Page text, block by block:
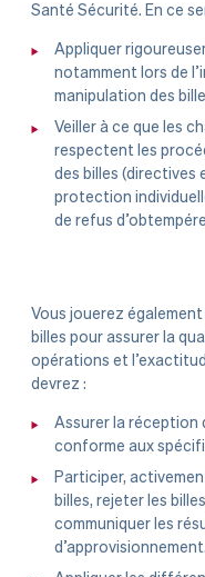
Santé Sécurité. En ce
Appliquer
notamment lors de
manipulation des
Veiller à ce que les
respectent les
des billes (directives
protection
de refus
Vous jouerez
billes pour assurer la
opérations et
devrez :
Assurer la réception
conforme aux
Participer,
billes, rejeter les
communiquer les
d’approvisionnement.